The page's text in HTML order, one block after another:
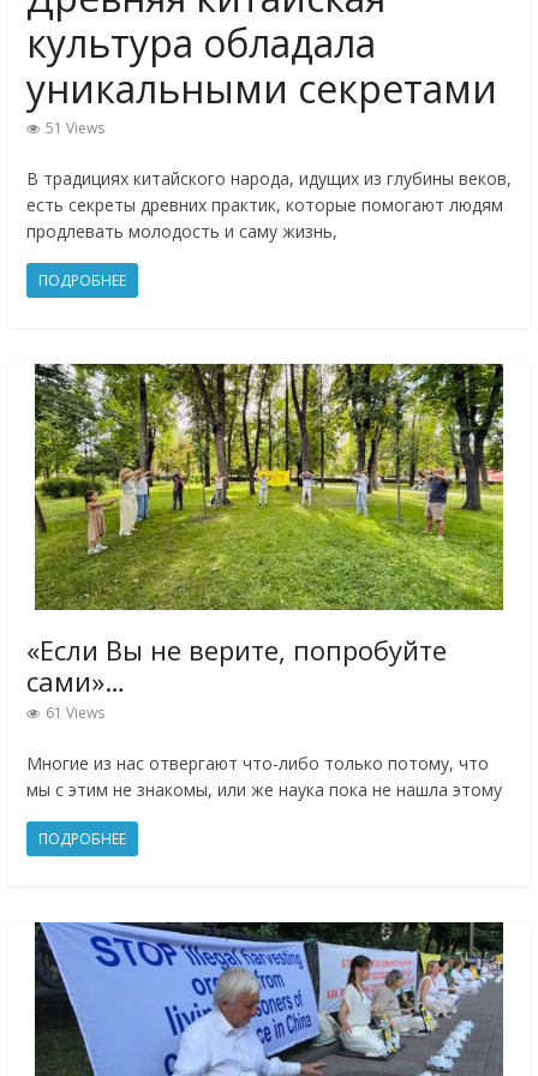
культура обладала
уникальными секретами
51 Views
В традициях китайского народа, идущих из глубины веков,
есть секреты древних практик, которые помогают людям
продлевать молодость и саму жизнь,
ПОДРОБНЕЕ
«Если Вы не верите, попробуйте
сами»…
61 Views
Многие из нас отвергают что-либо только потому, что
мы с этим не знакомы, или же наука пока не нашла этому
ПОДРОБНЕЕ